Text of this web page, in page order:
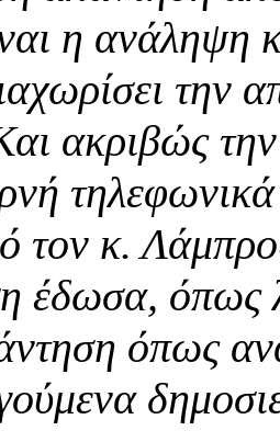
η
την
ακριβώς
τον κ.
έδωσα, όπως
όπως